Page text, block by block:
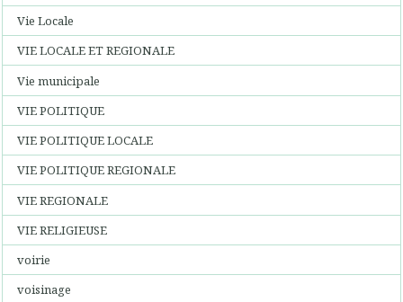
Vie Locale
VIE LOCALE ET REGIONALE
Vie municipale
VIE POLITIQUE
VIE POLITIQUE LOCALE
VIE POLITIQUE REGIONALE
VIE REGIONALE
VIE RELIGIEUSE
voirie
voisinage